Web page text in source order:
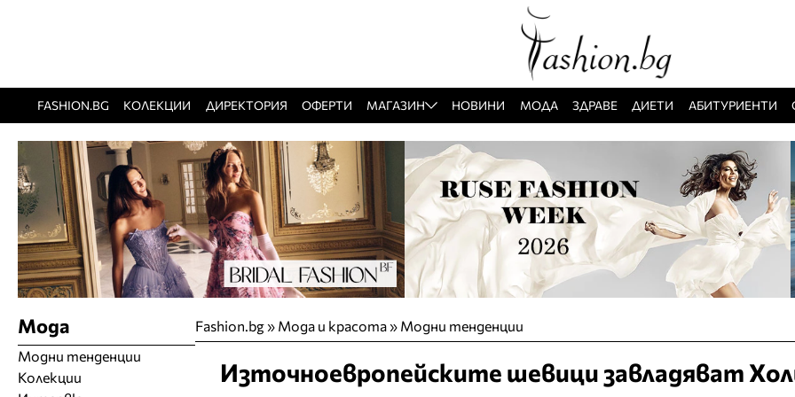
FASHION.BG КОЛЕКЦИИ ДИРЕКТОРИЯ ОФЕРТИ МАГАЗИН НОВИНИ МОДА ЗДРАВЕ ДИЕТИ АБИТУРИЕНТИ
Fashion.bg» Мода и красота» Модни тенденции
Източноевропейските шевици завладяват
Мода
Модни тенденции
Колекции